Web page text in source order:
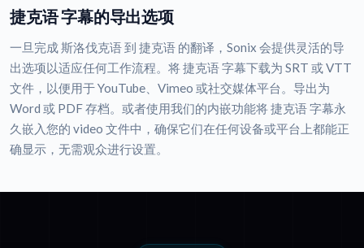
捷克语 字幕的导出选项
一旦完成 斯洛伐克语 到 捷克语 的翻译，Sonix 会提供灵活的导
出选项以适应任何工作流程。将 捷克语 字幕下载为 SRT 或 VTT
文件，以便用于 YouTube、Vimeo 或社交媒体平台。导出为
Word 或 PDF 存档。或者使用我们的内嵌功能将 捷克语 字幕永
久嵌入您的 video 文件中，确保它们在任何设备或平台上都能正
确显示，无需观众进行设置。